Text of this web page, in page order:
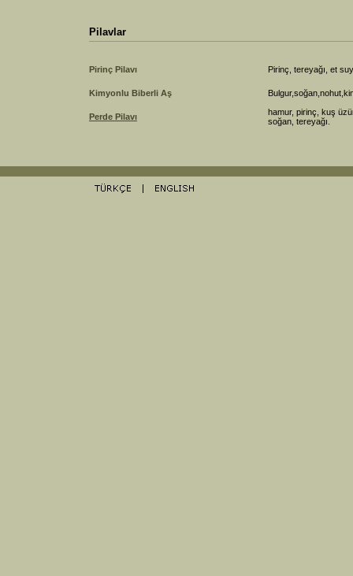
Pilavlar
Pirinç Pilavı Pirinç, tereyağı, et
Kimyonlu Biberli Aş
Perde Pilavı
hamur, pirinç, kuş
soğan, tereyağı.